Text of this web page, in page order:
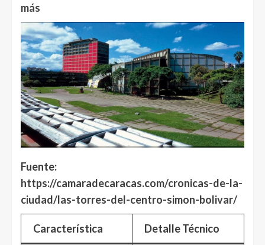
más
Fuente:
https://camaradecaracas.com/cronicas-de-la-
ciudad/las-torres-del-centro-simon-bolivar/
Característica Detalle Técnico